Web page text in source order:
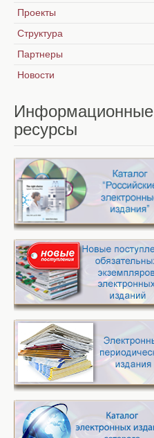
Проекты
Структура
Партнеры
Новости
Информационные
ресурсы